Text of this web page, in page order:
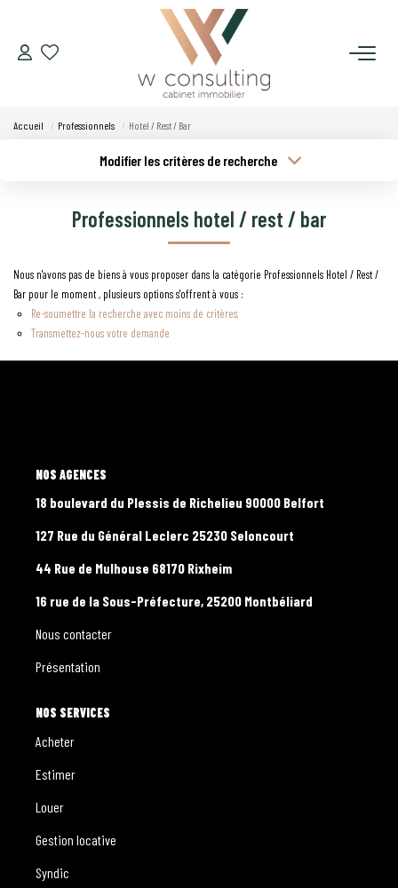
ACQUÉRIR
GÉRER
SYNDIC
Accueil Professionnels Hotel / Rest / Bar
Modifier les critères de recherche
Type de bien
Budget max Plus de critères
Professionnels hotel / rest / bar
Nous n'avons pas de biens à vous proposer dans la catégorie Professionnels Hotel / Rest /
Bar pour le moment , plusieurs options s'offrent à vous :
Re-soumettre la recherche avec moins de critères.
Transmettez-nous votre demande
L'AGENCE
18 boulevard du Plessis de Richelieu 90000 Belfort
127 Rue du Général Leclerc 25230 Seloncourt
44 Rue de Mulhouse 68170 Rixheim
16 rue de la Sous-Préfecture, 25200 Montbéliard
Nous contacter
Présentation
NOS SERVICES
Acheter
Estimer
Louer
Gestion locative
Syndic